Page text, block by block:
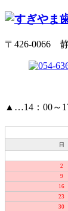
〒426-0066
▲ …14：00～
日
2
9
16
23
30